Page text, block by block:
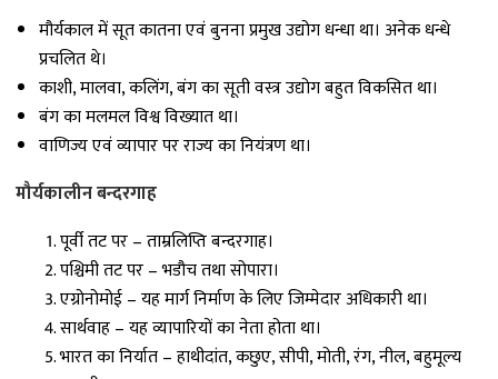
मौर्यकाल में सूत कातना एवं बुनना प्रमुख उद्योग धन्धा था। अनेक धन्धे
प्रचलित थे।
काशी, मालवा, कलिंग, बंग का सूती वस्त्र उद्योग बहुत विकसित था।
बंग का मलमल विश्व विख्यात था।
वाणिज्य एवं व्यापार पर राज्य का नियंत्रण था।
मौर्यकालीन बन्दरगाह
पूर्वी तट पर – ताम्रलिप्ति बन्दरगाह।
पश्चिमी तट पर – भडौच तथा सोपारा।
एग्रोनोमोई – यह मार्ग निर्माण के लिए जिम्मेदार अधिकारी था।
सार्थवाह – यह व्यापारियों का नेता होता था।
भारत का निर्यात – हाथीदांत, कछुए, सीपी, मोती, रंग, नील, बहुमूल्य